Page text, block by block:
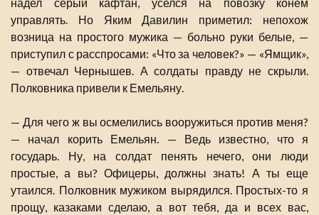
надел серый кафтан, уселся на повозку конем
управлять. Но Яким Давилин приметил: непохож
возница на простого мужика — больно руки белые, —
приступил с расспросами: «Что за человек?» — «Ямщик»,
— отвечал Чернышев. А солдаты правду не скрыли.
Полковника привели к Емельяну.
— Для чего ж вы осмелились вооружиться против меня?
— начал корить Емельян. — Ведь известно, что я
государь. Ну, на солдат пенять нечего, они люди
простые, а вы? Офицеры, должны знать! А ты еще
утаился. Полковник мужиком вырядился. Простых-то я
прощу, казаками сделаю, а вот тебя, да и всех вас,